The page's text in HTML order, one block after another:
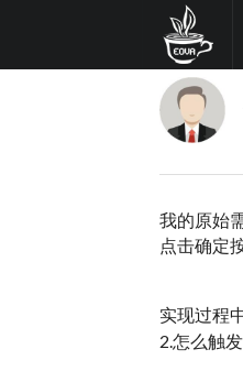
我的原始
点击确定
实现过程
2.怎么触